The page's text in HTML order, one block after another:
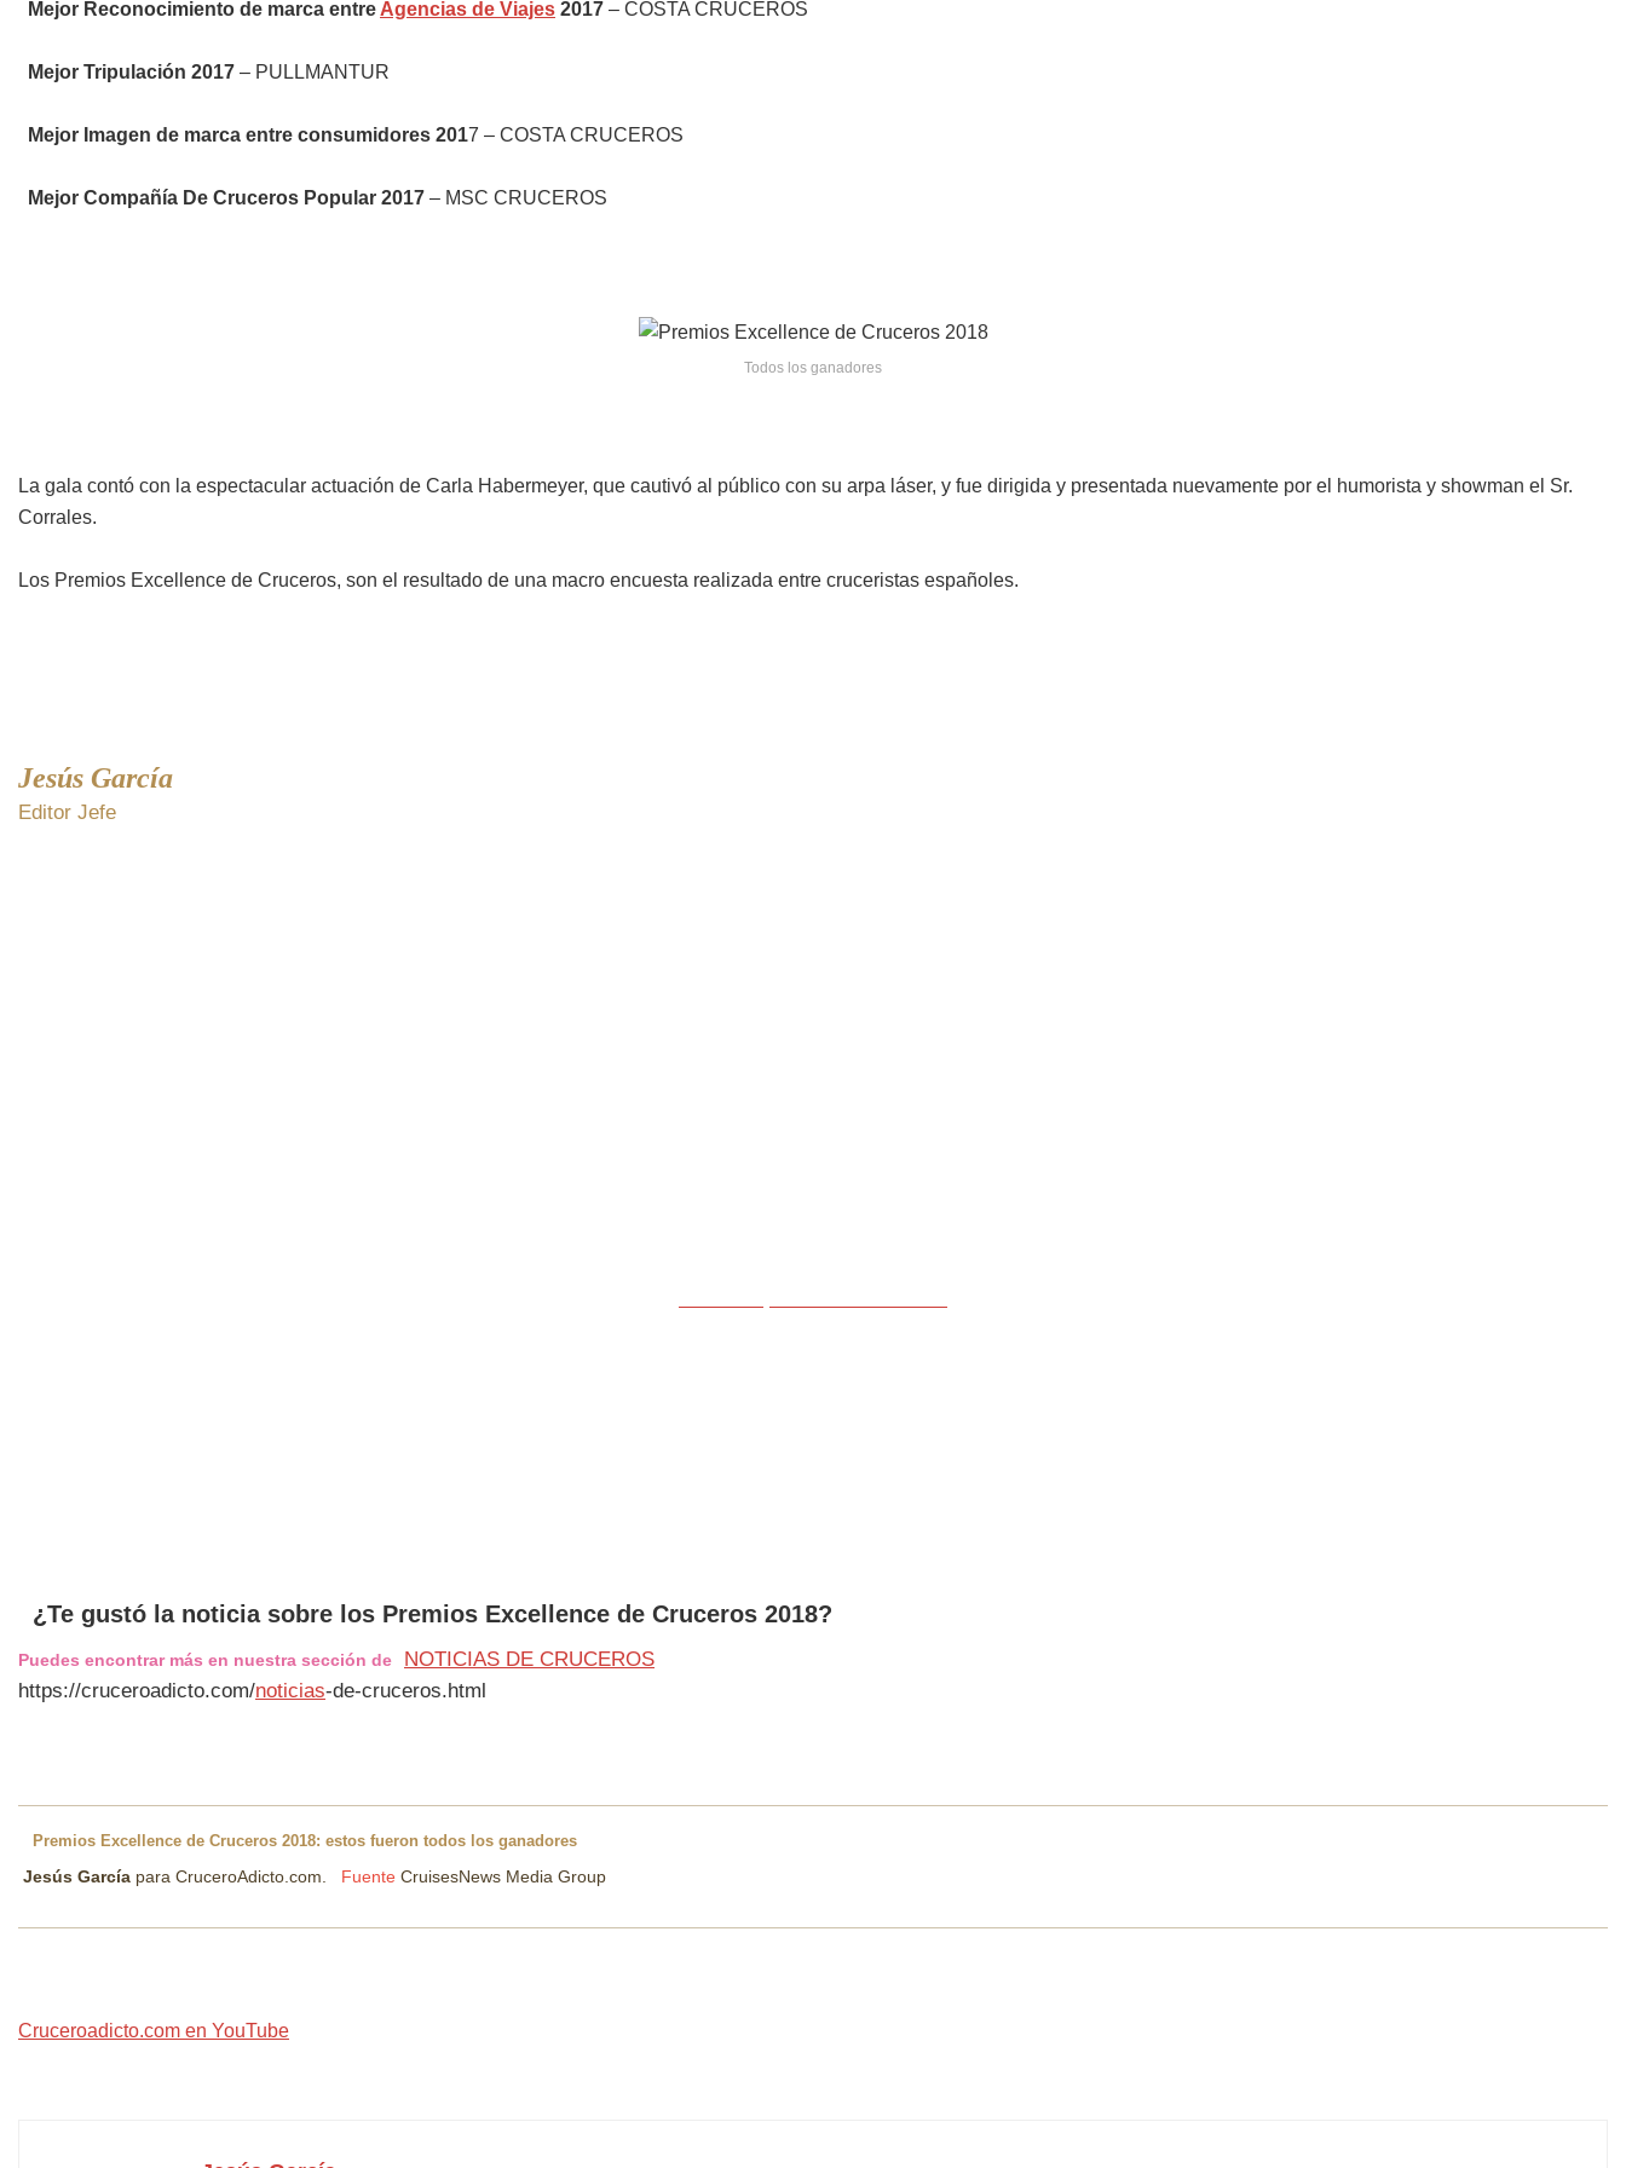
Mejor Reconocimiento de marca entre Agencias de Viajes 2017 – COSTA CRUCEROS
Mejor Tripulación 2017 – PULLMANTUR
Mejor Imagen de marca entre consumidores 2017 – COSTA CRUCEROS
Mejor Compañía De Cruceros Popular 2017 – MSC CRUCEROS
Todos los ganadores
La gala contó con la espectacular actuación de Carla Habermeyer, que cautivó al público con su arpa láser, y fue dirigida y presentada nuevamente por el humorista y showman el Sr.
Corrales.
Los Premios Excellence de Cruceros, son el resultado de una macro encuesta realizada entre cruceristas españoles.
Jesús García
Editor Jefe
¿Te gustó la noticia sobre los Premios Excellence de Cruceros 2018?
Puedes encontrar más en nuestra sección de
NOTICIAS DE CRUCEROS
https://cruceroadicto.com/noticias-de-cruceros.html
Premios Excellence de Cruceros 2018: estos fueron todos los ganadores
Jesús García para CruceroAdicto.com. Fuente CruisesNews Media Group
Cruceroadicto.com en YouTube